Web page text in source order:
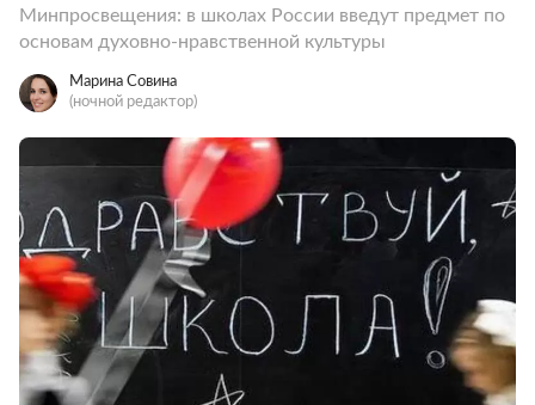
Минпросвещения: в школах России введут предмет по
основам духовно-нравственной культуры
Марина Совина
(ночной редактор)